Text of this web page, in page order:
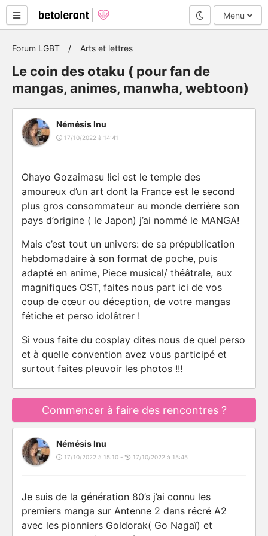
Mode nuit
Menu
Forum LGBT Arts et lettres
Le coin des otaku ( pour fan de
mangas, animes, manwha, webtoon)
Némésis Inu
17/10/2022 à 14:41
Ohayo Gozaimasu !ici est le temple des
amoureux d’un art dont la France est le second
plus gros consommateur au monde derrière son
pays d’origine ( le Japon) j’ai nommé le MANGA!
Mais c’est tout un univers: de sa prépublication
hebdomadaire à son format de poche, puis
adapté en anime, Piece musical/ théâtrale, aux
magnifiques OST, faites nous part ici de vos
coup de cœur ou déception, de votre mangas
fétiche et perso idolâtrer !
Si vous faite du cosplay dites nous de quel perso
et à quelle convention avez vous participé et
surtout faites pleuvoir les photos !!!
Commencer à faire des rencontres ?
Némésis Inu
17/10/2022 à 15:10 - 17/10/2022 à 15:45
Je suis de la génération 80’s j’ai connu les
premiers manga sur Antenne 2 dans récré A2
avec les pionniers Goldorak( Go Nagaï) et